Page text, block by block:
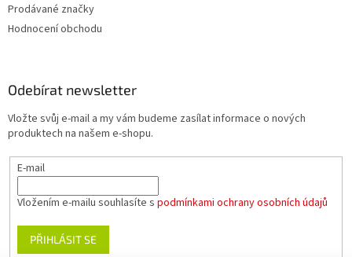
Prodávané značky
Hodnocení obchodu
Odebírat newsletter
Vložte svůj e-mail a my vám budeme zasílat informace o nových
produktech na našem e-shopu.
E-mail
Vložením e-mailu souhlasíte s podmínkami ochrany osobních údajů
PŘIHLÁSIT SE